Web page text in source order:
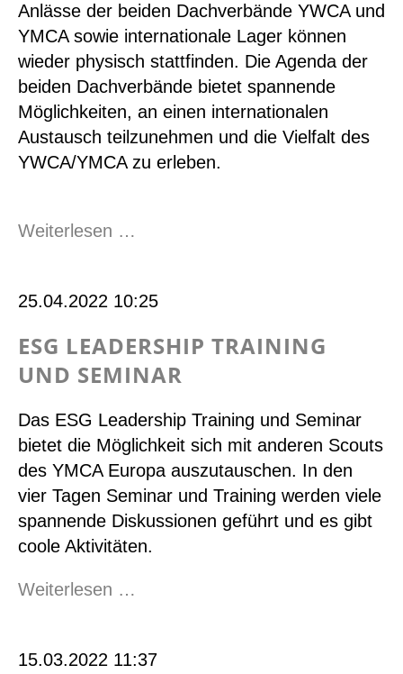
Anlässe der beiden Dachverbände YWCA und
YMCA sowie internationale Lager können
wieder physisch stattfinden. Die Agenda der
beiden Dachverbände bietet spannende
Möglichkeiten, an einen internationalen
Austausch teilzunehmen und die Vielfalt des
YWCA/YMCA zu erleben.
Weiterlesen …
International
25.04.2022 10:25
ESG LEADERSHIP TRAINING
UND SEMINAR
Das ESG Leadership Training und Seminar
bietet die Möglichkeit sich mit anderen Scouts
des YMCA Europa auszutauschen. In den
vier Tagen Seminar und Training werden viele
spannende Diskussionen geführt und es gibt
coole Aktivitäten.
Weiterlesen …
und
15.03.2022 11:37